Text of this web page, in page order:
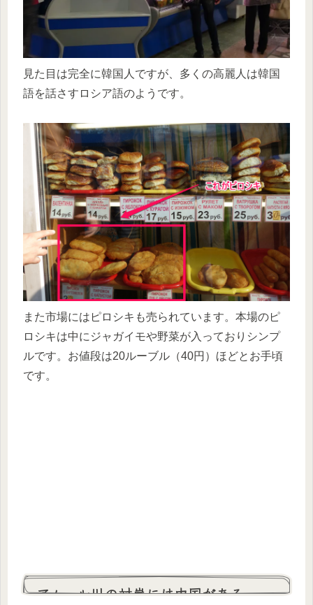
見た目は完全に韓国人ですが、多くの高麗人は韓国
語を話さすロシア語のようです。
また市場にはピロシキも売られています。本場のピ
ロシキは中にジャガイモや野菜が入っておりシンプ
ルです。お値段は20ルーブル（40円）ほどとお手頃
です。
アムール川の対岸には中国がある